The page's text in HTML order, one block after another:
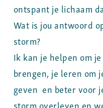
ontspant je lichaam
Wat is jou antwoord
storm?
Ik kan je helpen om
brengen, je leren om
geven en beter voor
storm overleven en